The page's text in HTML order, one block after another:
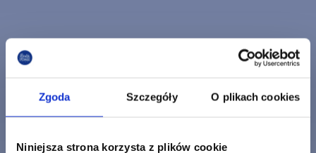
Zgoda Szczegóły O plikach cookies
Niniejsza strona korzysta z plików cookie